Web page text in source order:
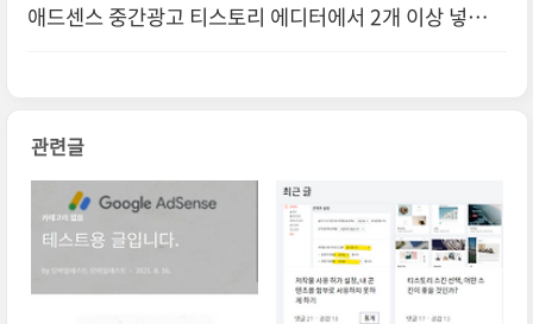
애드센스 중간광고 티스토리 에디터에서 2개 이상 넣는
관련글